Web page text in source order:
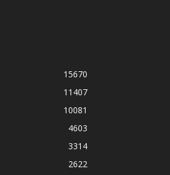
15670
11407
10081
4603
3314
2622